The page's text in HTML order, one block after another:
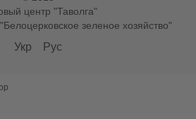
центр "Таволга"
зеленое хозяйство"
Укр Рус